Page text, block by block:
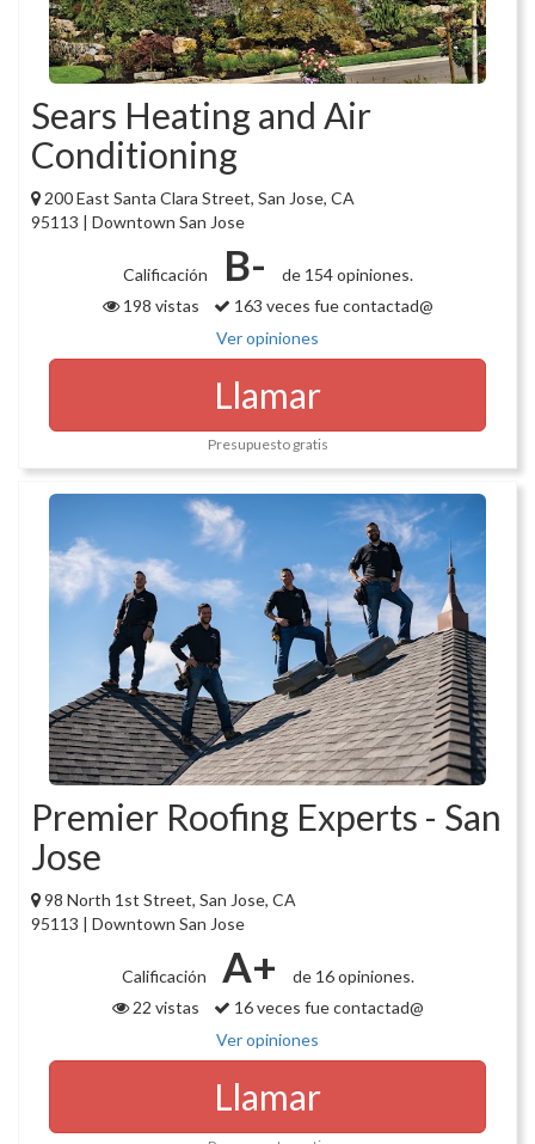
Sears Heating and Air
Conditioning
200 East Santa Clara Street, San Jose, CA
95113 | Downtown San Jose
Calificación B-
de 154 opiniones.
198 vistas
163 veces fue contactad@
Ver opiniones
Llamar
Presupuesto gratis
Premier Roofing Experts - San
Jose
98 North 1st Street, San Jose, CA
95113 | Downtown San Jose
Calificación A+
de 16 opiniones.
22 vistas
16 veces fue contactad@
Ver opiniones
Llamar